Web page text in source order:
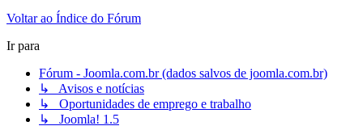
Voltar ao Índice do Fórum
Ir para
Fórum - Joomla.com.br (dados salvos de joomla.com.br)
↳ Avisos e notícias
↳ Oportunidades de emprego e trabalho
↳ Joomla! 1.5